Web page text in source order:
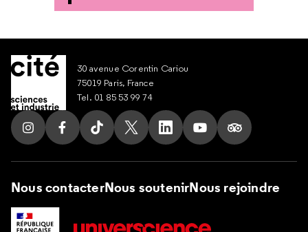
30 avenue Corentin Cariou
75019 Paris, France
Tel. 01 85 53 99 74
Suivez nous sur Instagram
Suivez nous sur Facebook
Suivez nous sur Tik Tok
Suivez nous sur X
Suivez nous sur LinkedIn
Suivez nous sur
Suivez nous
Nous contacterNous soutenirNous rejoindre